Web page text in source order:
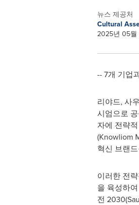
뉴스 제공처
Cultural
2025년 05월
-- 7개 기업
리야드, 사
시엄으로
자에 전략
(Knowliom
혁신 브랜
이러한 전
을 육성하
전